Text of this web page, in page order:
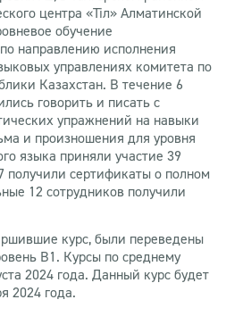
центра «Тіл» Алматинской
обучение
направлению исполнения
управлениях комитета по
Казахстан. В течение 6
говорить и писать с
упражнений на навыки
и произношения для уровня
языка приняли участие 39
получили сертификаты о полном
12 сотрудников получили
курс, были переведены
B1. Курсы по среднему
2024 года. Данный курс будет
2024 года.